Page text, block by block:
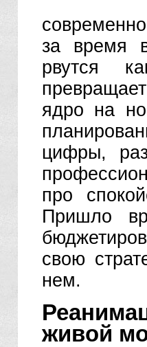
за время
рвутся
ядро на
цифры,
про
Пришло
свою
нем.
живой